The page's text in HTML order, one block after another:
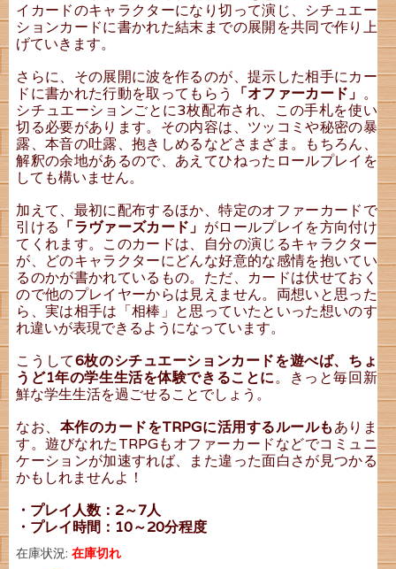
イカードのキャラクターになり切って演じ、シチュエー
ションカードに書かれた結末までの展開を共同で作り上
げていきます。
さらに、その展開に波を作るのが、提示した相手にカー
ドに書かれた行動を取ってもらう
「オファーカード」 。
シチュエーションごとに3枚配布され、この手札を使い
切る必要があります。その内容は、ツッコミや秘密の暴
露、本音の吐露、抱きしめるなどさまざま。もちろん、
解釈の余地があるので、あえてひねったロールプレイを
しても構いません。
加えて、最初に配布するほか、特定のオファーカードで
引ける 「ラヴァーズカード」 がロールプレイを方向付け
てくれます。このカードは、自分の演じるキャラクター
が、どのキャラクターにどんな好意的な感情を抱いてい
るのかが書かれているもの。ただ、カードは伏せておく
ので他のプレイヤーからは見えません。両想いと思った
ら、実は相手は「相棒」と思っていたといった想いのす
れ違いが表現できるようになっています。
こうして6枚のシチュエーションカードを遊べば、ちょ
うど1年の学生生活を体験できることに。きっと毎回新
鮮な学生生活を過ごせることでしょう。
なお、 本作のカードをTRPGに活用するルールもありま
す。遊びなれたTRPGもオファーカードなどでコミュニ
ケーションが加速すれば、また違った面白さが見つかる
かもしれませんよ！
・プレイ人数：2～7人
・プレイ時間：10～20分程度
在庫状況:在庫切れ